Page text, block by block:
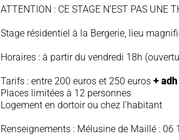
ATTENTION : CE STAGE N’EST PAS UNE
Stage résidentiel à la Bergerie, lieu
Horaires : à partir du vendredi 18h
Tarifs : entre 200 euros et 250 euros +
Places limitées à 12 personnes
Logement en dortoir ou chez l’habitant
Renseignements : Mélusine de Maillé : 06